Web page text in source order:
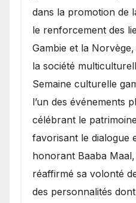
dans la promotion de
le renforcement des
Gambie et la
la société
Semaine culturelle
l’un des événements
célébrant le
favorisant le dialogue
honorant Baaba
réaffirmé sa volonté
des personnalités